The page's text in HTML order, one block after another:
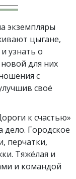
экземпляры
цыгане,
узнать о
для них
с
своё
к счастью»
дело. Городское
перчатки,
Тяжёлая и
и командой